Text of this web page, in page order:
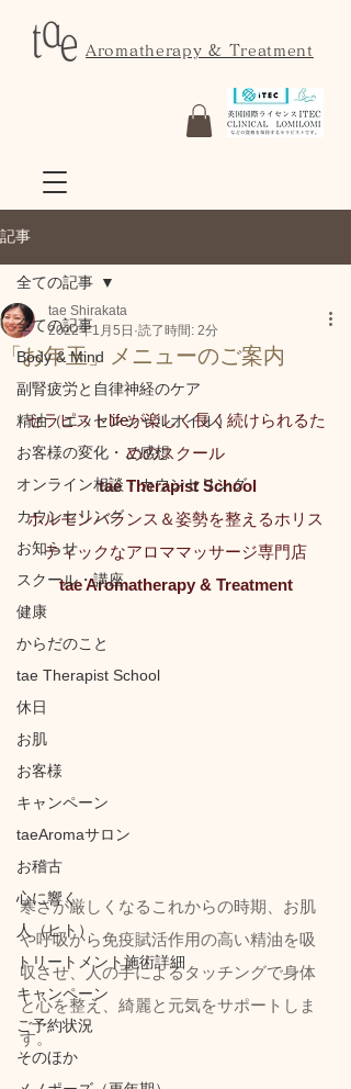
Aromatherapy & Treatment
記事
全ての記事
Body & Mind
副腎疲労と自律神経のケア
精油（エッセンシャルオイル）
お客様の変化・ご感想
オンライン相談・カウンセリング
カウンセリング
お知らせ
スクール・講座
健康
からだのこと
tae Therapist School
休日
お肌
お客様
キャンペーン
taeAromaサロン
お稽古
心に響く
人（ヒト）
トリートメント施術詳細
キャンペーン
ご予約状況
そのほか
全ての記事
「お年玉」メニューのご案内
tae Shirakata
2022年1月5日 読了時間: 2分
セラピストlifeが楽しく長く続けられるた
めのスクール
tae Therapist School
ホルモンバランス＆姿勢を整えるホリス
ティックなアロママッサージ専門店
tae Aromatherapy & Treatment
寒さが厳しくなるこれからの時期、お肌
や呼吸から免疫賦活作用の高い精油を吸
収させ、人の手によるタッチングで身体
と心を整え、綺麗と元気をサポートしま
す。